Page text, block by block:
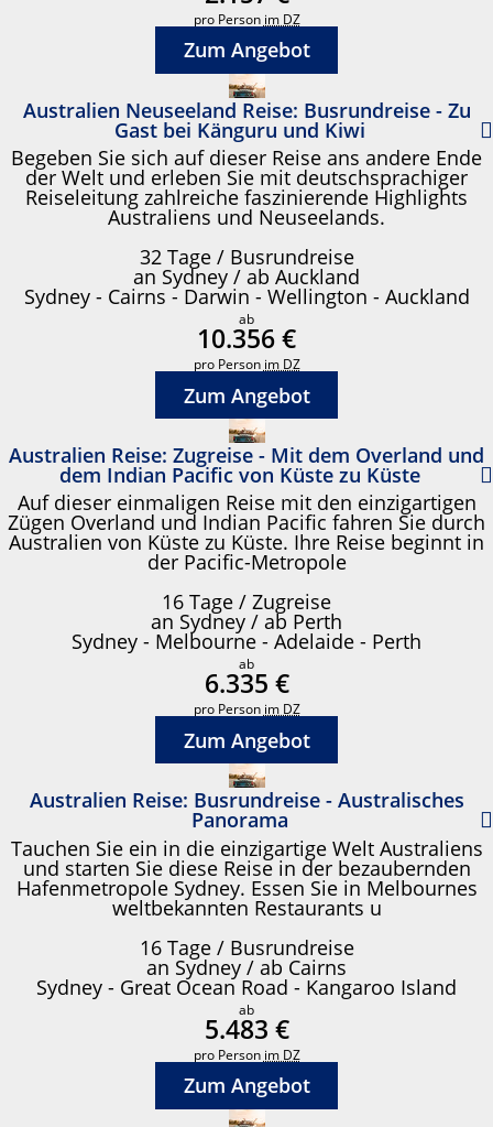
pro Person im DZ
Zum Angebot
Australien Neuseeland Reise: Busrundreise - Zu
Gast bei Känguru und Kiwi
Begeben Sie sich auf dieser Reise ans andere Ende
der Welt und erleben Sie mit deutschsprachiger
Reiseleitung zahlreiche faszinierende Highlights
Australiens und Neuseelands.
32 Tage / Busrundreise
an Sydney / ab Auckland
Sydney - Cairns - Darwin - Wellington - Auckland
ab
10.356 €
pro Person im DZ
Zum Angebot
Australien Reise: Zugreise - Mit dem Overland und
dem Indian Pacific von Küste zu Küste
Auf dieser einmaligen Reise mit den einzigartigen
Zügen Overland und Indian Pacific fahren Sie durch
Australien von Küste zu Küste. Ihre Reise beginnt in
der Pacific-Metropole
16 Tage / Zugreise
an Sydney / ab Perth
Sydney - Melbourne - Adelaide - Perth
ab
6.335 €
pro Person im DZ
Zum Angebot
Australien Reise: Busrundreise - Australisches
Panorama
Tauchen Sie ein in die einzigartige Welt Australiens
und starten Sie diese Reise in der bezaubernden
Hafenmetropole Sydney. Essen Sie in Melbournes
weltbekannten Restaurants u
16 Tage / Busrundreise
an Sydney / ab Cairns
Sydney - Great Ocean Road - Kangaroo Island
ab
5.483 €
pro Person im DZ
Zum Angebot